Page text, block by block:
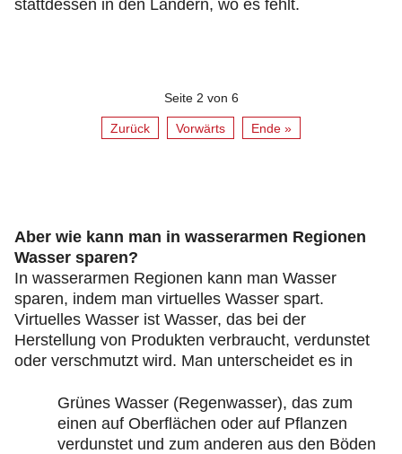
stattdessen in den Ländern, wo es fehlt.
Seite 2 von 6
Zurück Vorwärts Ende »
Aber wie kann man in wasserarmen Regionen
Wasser sparen?
In wasserarmen Regionen kann man Wasser
sparen, indem man virtuelles Wasser spart.
Virtuelles Wasser ist Wasser, das bei der
Herstellung von Produkten verbraucht, verdunstet
oder verschmutzt wird. Man unterscheidet es in
Grünes Wasser (Regenwasser), das zum
einen auf Oberflächen oder auf Pflanzen
verdunstet und zum anderen aus den Böden